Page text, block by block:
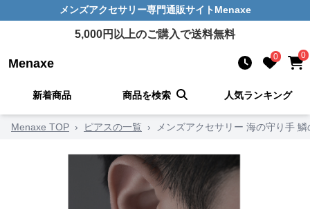
メンズアクセサリー専門通販サイト Menaxe
5,000円以上のご購入で送料無料
Menaxe 0 0
新着商品 商品を検索 人気ランキング
Menaxe TOP › ピアスの一覧 › メンズアクセサリー 海の守り手